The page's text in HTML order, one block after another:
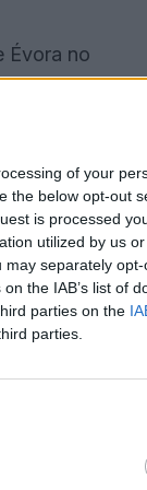
of your
the below opt-out
is processed
utilized by us
may separately
the IAB’s list of
parties on the
parties.
Évora no
250 mil
desde
ligação da
em
com o
atratividade
Lopes